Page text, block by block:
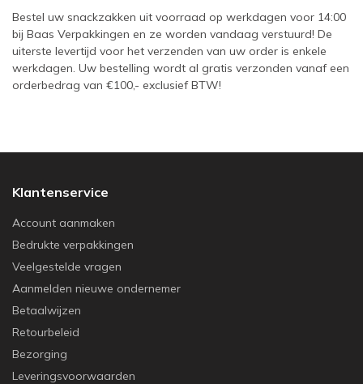
Bestel uw snackzakken uit voorraad op werkdagen voor 14:00
bij Baas Verpakkingen en ze worden vandaag verstuurd! De
uiterste levertijd voor het verzenden van uw order is enkele
werkdagen. Uw bestelling wordt al gratis verzonden vanaf een
orderbedrag van €100,- exclusief BTW!
Klantenservice
Account aanmaken
Bedrukte verpakkingen
Veelgestelde vragen
Aanmelden nieuwe ondernemer
Betaalwijzen
Retourbeleid
Bezorging
Leveringsvoorwaarden